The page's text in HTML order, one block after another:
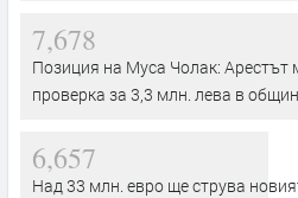
7,678
Позиция на Муса Чолак: Арестът
проверка за 3,3 млн. лева в
6,657
Над 33 млн. евро ще струва